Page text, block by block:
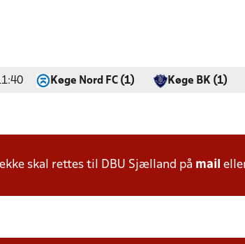
Køge Nord FC (1) Køge BK (1)
skal rettes til DBU Sjælland på mail